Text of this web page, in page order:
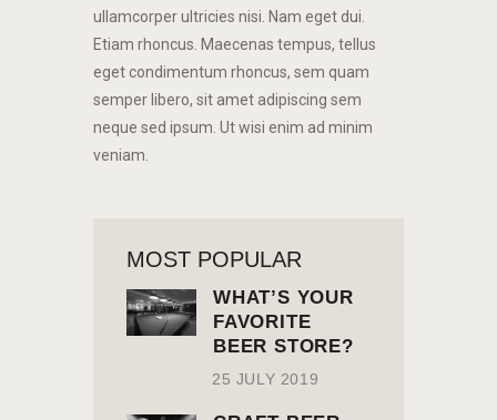
ullamcorper ultricies nisi. Nam eget dui.
Etiam rhoncus. Maecenas tempus, tellus
eget condimentum rhoncus, sem quam
semper libero, sit amet adipiscing sem
neque sed ipsum. Ut wisi enim ad minim
veniam.
MOST POPULAR
WHAT’S YOUR
FAVORITE
BEER STORE?
25 JULY 2019